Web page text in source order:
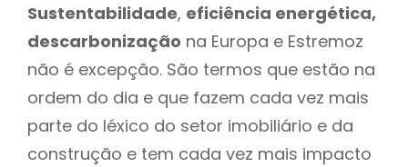
Sustentabilidade, eficiência energética,
descarbonização na Europa e Estremoz
não é excepção. São termos que estão na
ordem do dia e que fazem cada vez mais
parte do léxico do setor imobiliário e da
construção e tem cada vez mais impacto